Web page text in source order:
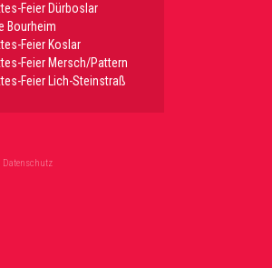
Feier Dürboslar
Bourheim
Feier Koslar
Feier Mersch/Pattern
Feier Lich-Steinstraß
Datenschutz